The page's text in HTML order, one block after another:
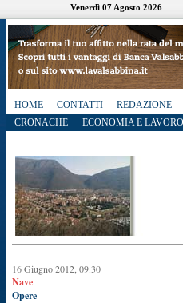
Venerdì 07 Agosto 2026
HOME CONTATTI
REDAZIONE
CRONACHE
ECONOMIA E LAVORO
16 Giugno 2012, 09.30
Nave
Opere